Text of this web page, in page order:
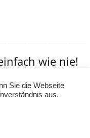
wie nie!
Sie die Webseite
aus.